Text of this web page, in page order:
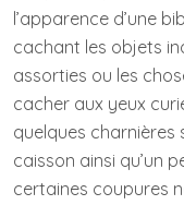
l’apparence d’une
cachant les objets
assorties ou les
cacher aux yeux
quelques
caisson ainsi qu’un
certaines coupures